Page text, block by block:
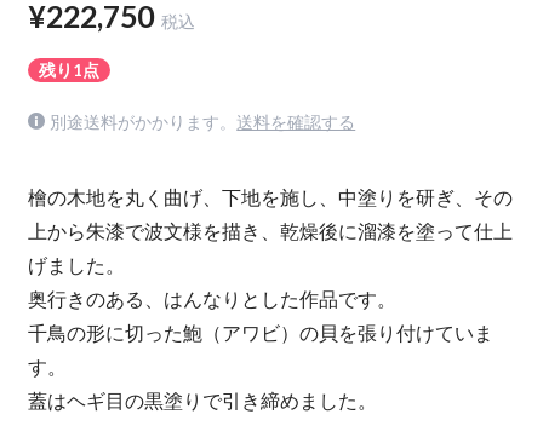
¥222,750 税込
残り1点
別途送料がかかります。 送料を確認する
檜の木地を丸く曲げ、下地を施し、中塗りを研ぎ、その
上から朱漆で波文様を描き、乾燥後に溜漆を塗って仕上
げました。
奥行きのある、はんなりとした作品です。
千鳥の形に切った鮑（アワビ）の貝を張り付けていま
す。
蓋はヘギ目の黒塗りで引き締めました。